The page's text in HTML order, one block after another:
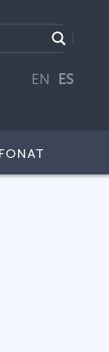
EN ES